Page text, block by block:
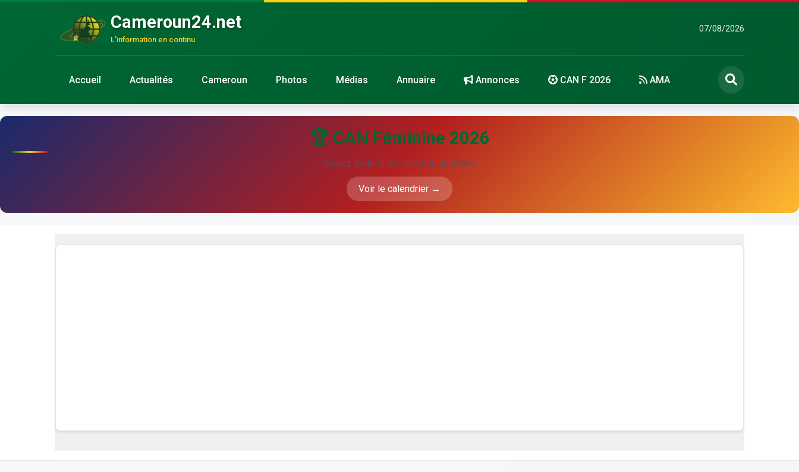
Cameroun24.net
L'information en continu
07/08/2026
Accueil Actualités Cameroun Photos Médias Annuaire Annonces CAN F 2026 AMA
🏆 CAN Féminine 2026
Suivez toute la compétition au Maroc
Voir le calendrier →